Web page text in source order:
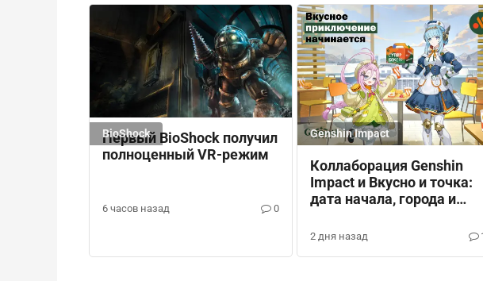
BioShock
Первый BioShock получил
полноценный VR-режим
6 часов назад 0
Genshin Impact
Коллаборация Genshin
Impact и Вкусно и точка:
дата начала, города и
2 дня назад